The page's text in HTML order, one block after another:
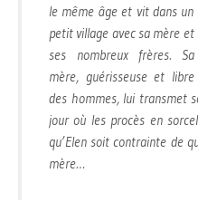
le même âge et vit dans un
petit village avec sa mère et
ses nombreux frères. Sa
mère, guérisseuse et libre
des hommes, lui transmet
jour où les procès en
qu’Elen soit contrainte de
mère…